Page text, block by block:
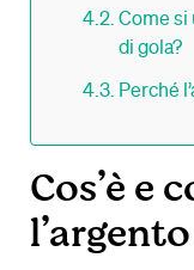
Come si
di gola?
Perché
Cos’è e